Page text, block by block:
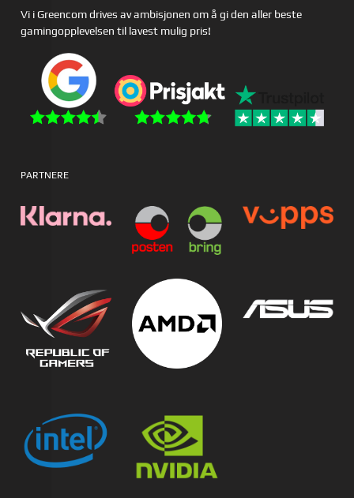
Vi i Greencom drives av ambisjonen om å gi den aller beste
gamingopplevelsen til lavest mulig pris!
PARTNERE